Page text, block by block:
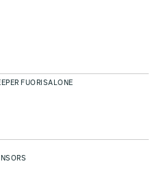
FUORISALONE